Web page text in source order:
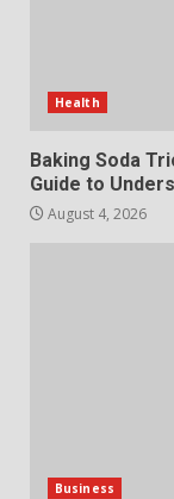
Health
Baking Soda
Guide to
August 4, 2026
Business